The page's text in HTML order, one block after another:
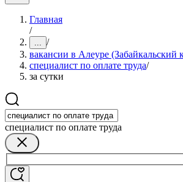
Главная
/
... /
вакансии в Алеуре (Забайкальский
специалист по оплате труда/
за сутки
специалист по оплате труда